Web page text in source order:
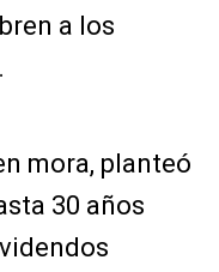
a los
mora, planteó
30 años